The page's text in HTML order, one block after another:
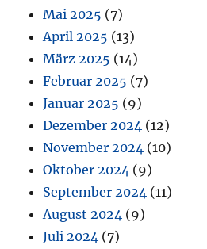
Mai 2025 (7)
April 2025 (13)
März 2025 (14)
Februar 2025 (7)
Januar 2025 (9)
Dezember 2024 (12)
November 2024 (10)
Oktober 2024 (9)
September 2024 (11)
August 2024 (9)
Juli 2024 (7)